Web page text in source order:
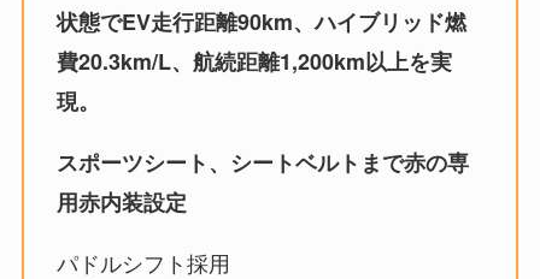
状態でEV走行距離90km、ハイブリッド燃
費20.3km/L、航続距離1,200km以上を実
現。
スポーツシート、シートベルトまで赤の専
用赤内装設定
パドルシフト採用